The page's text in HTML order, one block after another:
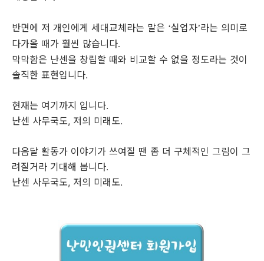
반면에 저 개인에게 세대교체라는 말은 ‘실업자’라는 의미로
다가올 때가 훨씬 많습니다.
막막함은 난센을 창립할 때와 비교할 수 없을 정도라는 것이
솔직한 표현입니다.
현재는 여기까지 입니다.
난센 사무국도, 저의 미래도.
다음달 활동가 이야기가 쓰여질 땐 좀 더 구체적인 그림이 그
려질거라 기대해 봅니다.
난센 사무국도, 저의 미래도.